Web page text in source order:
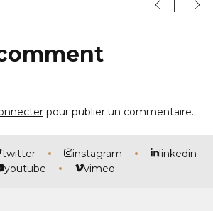
pour publier un commentaire.
twitter instagram
linkedin
youtube
vimeo